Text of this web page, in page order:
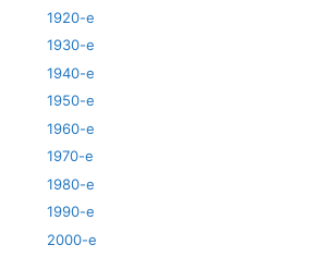
1920-е
1930-е
1940-е
1950-е
1960-е
1970-е
1980-е
1990-е
2000-е